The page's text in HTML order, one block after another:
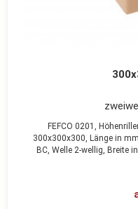
FEFCO 0201,
300x300x300, Länge in
BC, Welle 2-wellig, Breite